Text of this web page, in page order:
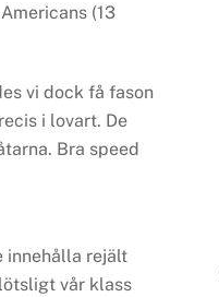
(13
vi dock få fason
i lovart. De
Bra speed
innehålla rejält
vår klass